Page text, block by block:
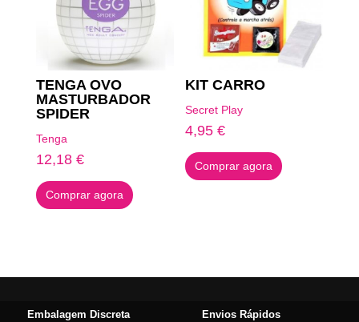
TENGA OVO
MASTURBADOR
SPIDER
Tenga
12,18 €
Comprar agora
KIT CARRO
Secret Play
4,95€
Comprar agora
Embalagem Discreta Envios Rápidos